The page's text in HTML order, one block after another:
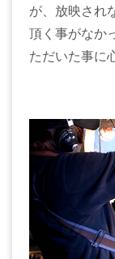
が、放映され
頂く事がなか
ただいた事に